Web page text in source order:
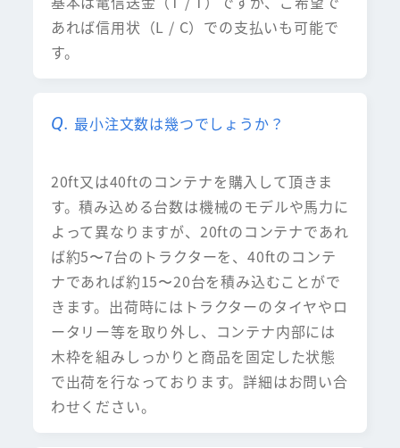
あれば信用状（L / C）での支払いも可能で
す。
最小注文数は幾つでしょうか？
20ft又は40ftのコンテナを購入して頂きま
す。積み込める台数は機械のモデルや馬力に
よって異なりますが、20ftのコンテナであれ
ば約5〜7台のトラクターを、40ftのコンテ
ナであれば約15〜20台を積み込むことがで
きます。出荷時にはトラクターのタイヤやロ
ータリー等を取り外し、コンテナ内部には
木枠を組みしっかりと商品を固定した状態
で出荷を行なっております。詳細はお問い合
わせください。